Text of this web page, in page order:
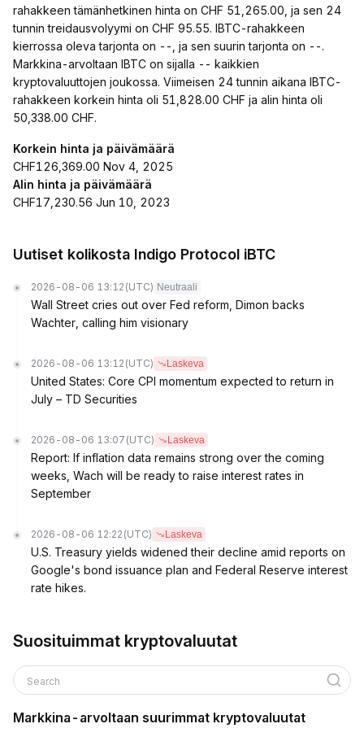
rahakkeen tämänhetkinen hinta on CHF 51,265.00, ja sen 24
tunnin treidausvolyymi on CHF 95.55. IBTC-rahakkeen
kierrossa oleva tarjonta on --, ja sen suurin tarjonta on --.
Markkina-arvoltaan IBTC on sijalla -- kaikkien
kryptovaluuttojen joukossa. Viimeisen 24 tunnin aikana IBTC-
rahakkeen korkein hinta oli 51,828.00 CHF ja alin hinta oli
50,338.00 CHF.
Korkein hinta ja päivämäärä
CHF126,369.00 Nov 4, 2025
Alin hinta ja päivämäärä
CHF17,230.56 Jun 10, 2023
Uutiset kolikosta Indigo Protocol iBTC
2026-08-06 13:12 (UTC) Neutraali
Wall Street cries out over Fed reform, Dimon backs
Wachter, calling him visionary
2026-08-06 13:12 (UTC) Laskeva
United States: Core CPI momentum expected to return in
July – TD Securities
2026-08-06 13:07 (UTC) Laskeva
Report: If inflation data remains strong over the coming
weeks, Wach will be ready to raise interest rates in
September
2026-08-06 12:22 (UTC) Laskeva
U.S. Treasury yields widened their decline amid reports on
Google's bond issuance plan and Federal Reserve interest
rate hikes.
Suosituimmat kryptovaluutat
Search
Markkina-arvoltaan suurimmat kryptovaluutat